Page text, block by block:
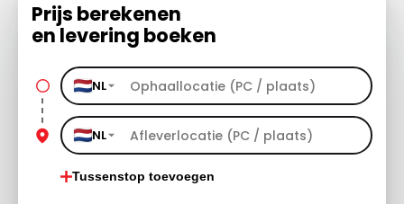
Prijs berekenen
en levering boeken
NL
NL
Tussenstop toevoegen